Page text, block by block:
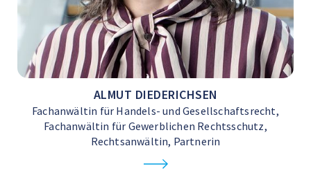
ALMUT DIEDERICHSEN
Fachanwältin für Handels- und Gesellschaftsrecht,
Fachanwältin für Gewerblichen Rechtsschutz,
Rechtsanwältin, Partnerin